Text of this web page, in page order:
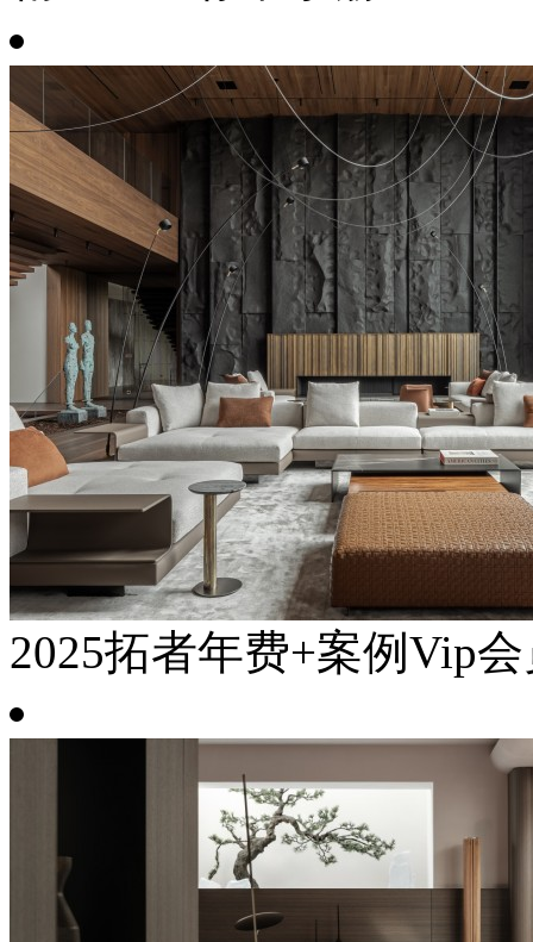
2025拓者年费+案例Vip